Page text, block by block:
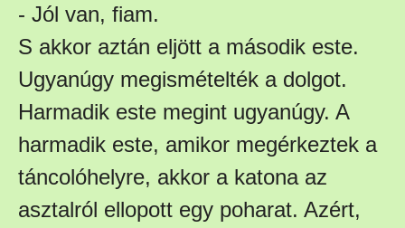
- Jól van, fiam.
S akkor aztán eljött a második este.
Ugyanúgy megismételték a dolgot.
Harmadik este megint ugyanúgy. A
harmadik este, amikor megérkeztek a
táncolóhelyre, akkor a katona az
asztalról ellopott egy poharat. Azért,